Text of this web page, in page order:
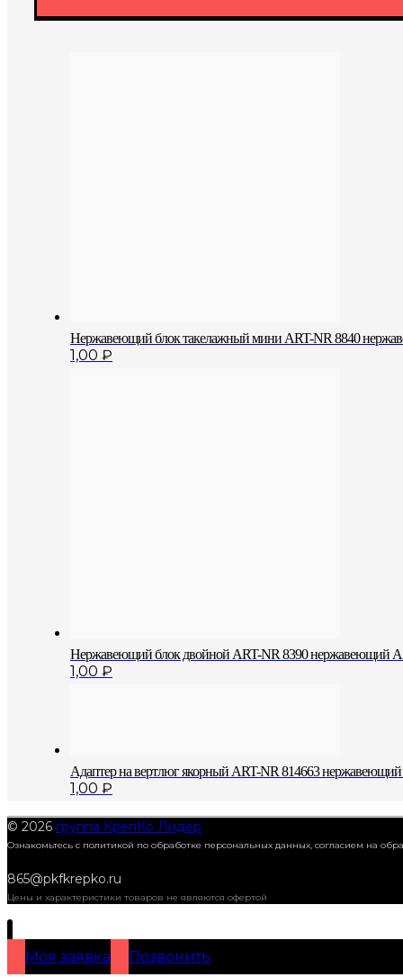
Нержавеющий блок такелажный мини ART-NR 8840
1,00 ₽
Нержавеющий блок двойной АRT-NR 8390 нержавеющий
1,00 ₽
Адаптер на вертлюг якорный ART-NR 814663
1,00 ₽
© 2026 группа КрепКо Лидер
Ознакомьтесь с политикой по обработке персональных данных, согласием на
865@pkfkrepko.ru
Цены и характеристики товаров не являются офертой
Моя заявка Позвонить